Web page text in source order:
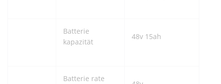
Batterie
kapazität
48v 15ah
Batterie rate